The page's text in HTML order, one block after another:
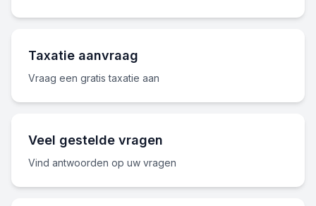
Taxatie aanvraag
Vraag een gratis taxatie aan
Veel gestelde vragen
Vind antwoorden op uw vragen